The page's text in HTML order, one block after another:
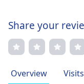
Share your
Overview Visits